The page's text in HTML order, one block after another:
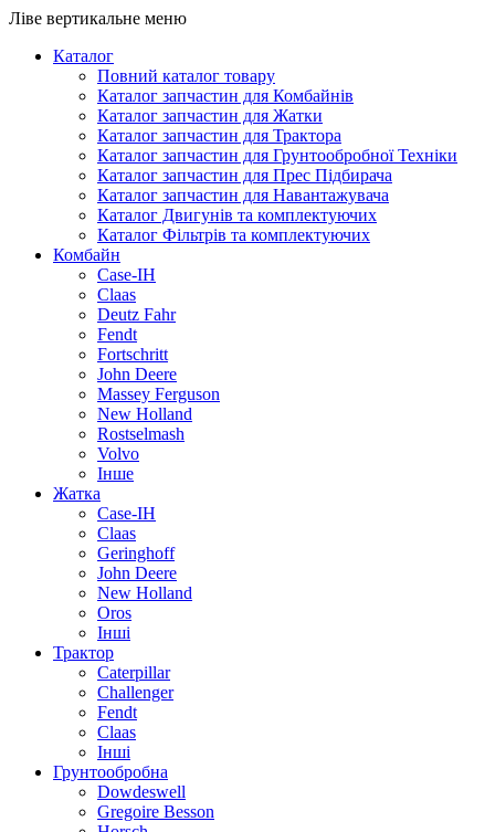
Ліве вертикальне меню
Каталог
Повний каталог товару
Каталог запчастин для Комбайнів
Каталог запчастин для Жатки
Каталог запчастин для Трактора
Каталог запчастин для Грунтообробної Техніки
Каталог запчастин для Прес Підбирача
Каталог запчастин для Навантажувача
Каталог Двигунів та комплектуючих
Каталог Фільтрів та комплектуючих
Комбайн
Case-IH
Claas
Deutz Fahr
Fendt
Fortschritt
John Deere
Massey Ferguson
New Holland
Rostselmash
Volvo
Інше
Жатка
Case-IH
Claas
Geringhoff
John Deere
New Holland
Oros
Інші
Трактор
Caterpillar
Challenger
Fendt
Claas
Інші
Грунтообробна
Dowdeswell
Gregoire Besson